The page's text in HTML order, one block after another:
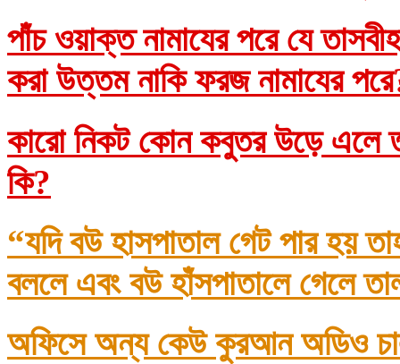
পাঁচ ওয়াক্ত নামাযের পরে যে
করা উত্তম নাকি ফরজ নামাযের
কারো নিকট কোন কবুতর উড়ে এলে
কি?
“যদি বউ হাসপাতাল গেট পার হয়
বললে এবং বউ হাঁসপাতালে গেলে
অফিসে অন্য কেউ কুরআন অডিও